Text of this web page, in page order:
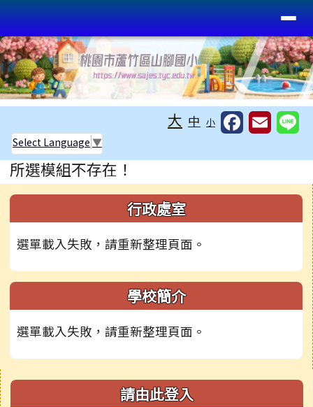
跳至主內容區
桃園市蘆竹區山腳國小
導覽列
大 中 小
Select Language ▼
主內容區域
所選模組不存在！
左邊區域內容 行政處室
選單載入失敗，請重新整理頁面。
學校簡介
選單載入失敗，請重新整理頁面。
右邊區域內容 請由此登入
頁尾區域